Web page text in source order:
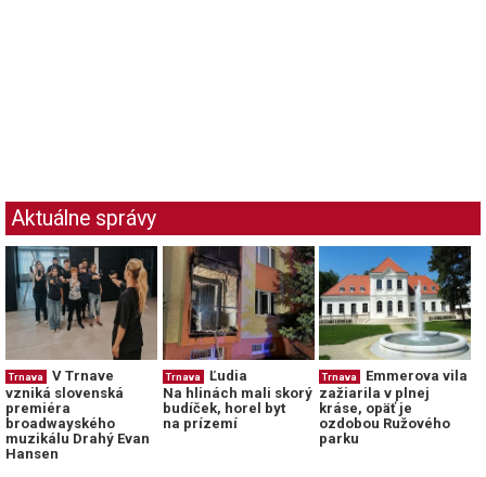
Aktuálne správy
Trnava
V Trnave
vzniká slovenská
premiéra
broadwayského
muzikálu Drahý Evan
Hansen
Trnava
Ľudia
Na hlinách mali skorý
budíček, horel byt
na prízemí
Trnava
Emmerova vila
zažiarila v plnej
kráse, opäť je
ozdobou Ružového
parku